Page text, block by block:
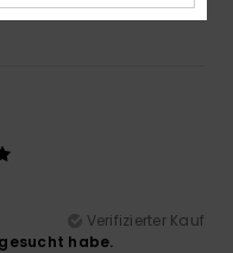
Verifizierter Kauf
habe.